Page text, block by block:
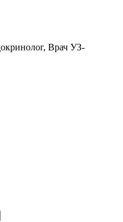
Врач УЗ-